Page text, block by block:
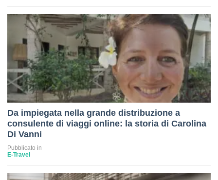
Da impiegata nella grande distribuzione a
consulente di viaggi online: la storia di Carolina
Di Vanni
Pubblicato in
E-Travel